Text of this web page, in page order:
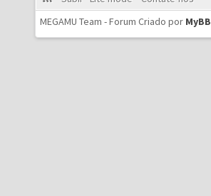
MEGAMU Team - Forum Criado por MyBB